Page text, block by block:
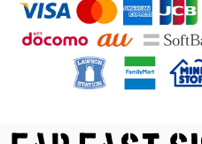
⑥サイズ
2026/04/17